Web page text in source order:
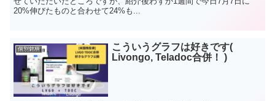
20%伸びたものと合わせて24%も...
個別銘柄
こういうグラフは好きです(
Livongo, Teladoc合併！ )